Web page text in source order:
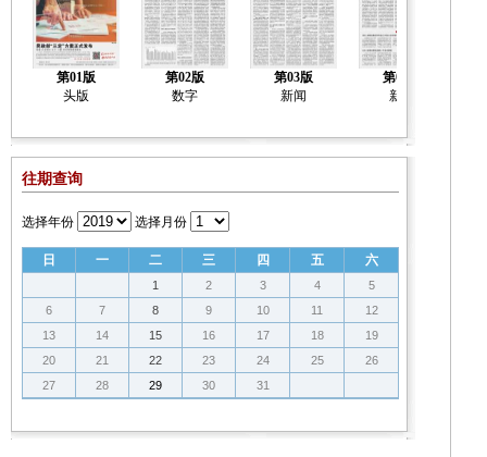
第01版
头版
第02版
数字
第03版
新闻
第04版
新闻
往期查询
选择年份 选择月份
日 一 二 三 四 五 六
1 2 3 4
5
6
7 8 9 10 11
12
13
14 15 16 17 18
19
20
21 22 23 24 25
26
27
28 29 30 31